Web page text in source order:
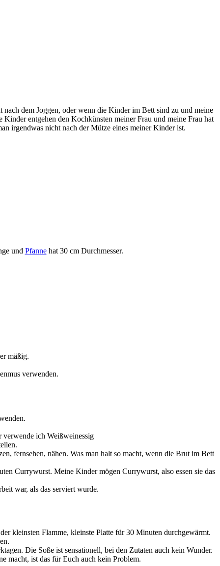
dem Joggen, oder wenn die Kinder im Bett sind zu und meine
entgehen den Kochkünsten meiner Frau und meine Frau hat
irgendwas nicht nach der Mütze eines meiner Kinder ist.
und Pfannehat 30 cm Durchmesser.
mäßig.
verwenden.
verwende ich Weißweinessig
fernsehen, nähen. Was man halt so macht, wenn die Brut im Bett
Currywurst. Meine Kinder mögen Currywurst, also essen sie das
war, als das serviert wurde.
kleinsten Flamme, kleinste Platte für 30 Minuten durchgewärmt.
Die Soße ist sensationell, bei den Zutaten auch kein Wunder.
macht, ist das für Euch auch kein Problem.